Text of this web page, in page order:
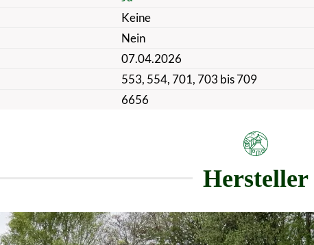
Keine
Nein
07.04.2026
553, 554, 701, 703 bis 709
6656
Hersteller